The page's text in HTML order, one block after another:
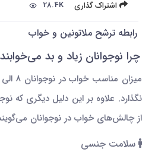
اشتراک گذاری 28.4K
رابطه ترشح ملاتونین و خواب
چرا نوجوانان زیاد و بد
نگذارد. علاوه بر این دلیل دیگری
از چالش‌های خواب در نوجوانان
سلامت جنسی